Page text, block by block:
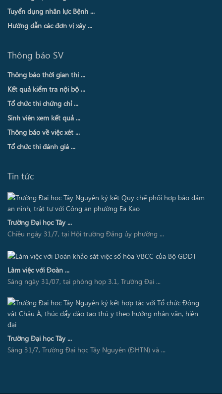
Tuyển dụng nhân lực Bệnh ...
Hướng dẫn các đơn vị xây ...
Thông báo SV
Thông báo thời gian thi ...
Kết quả kiểm tra nội bộ ...
Tổ chức thi chứng chỉ ...
Sinh viên xem kết quả ...
Thông báo về việc xét ...
Tổ chức thi đánh giá ...
Tin tức
Trường Đại học Tây ...
Chiều ngày 31/7, tại Hội trường Đảng ủy phường ...
Làm việc với Đoàn ...
Sáng ngày 31/07, tại phòng họp 3.1, Trường Đại ...
Trường Đại học Tây ...
Sáng 31/7, Trường Đại học Tây Nguyên (ĐHTN) và ...